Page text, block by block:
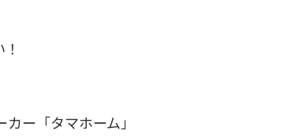
ー「タマホーム」